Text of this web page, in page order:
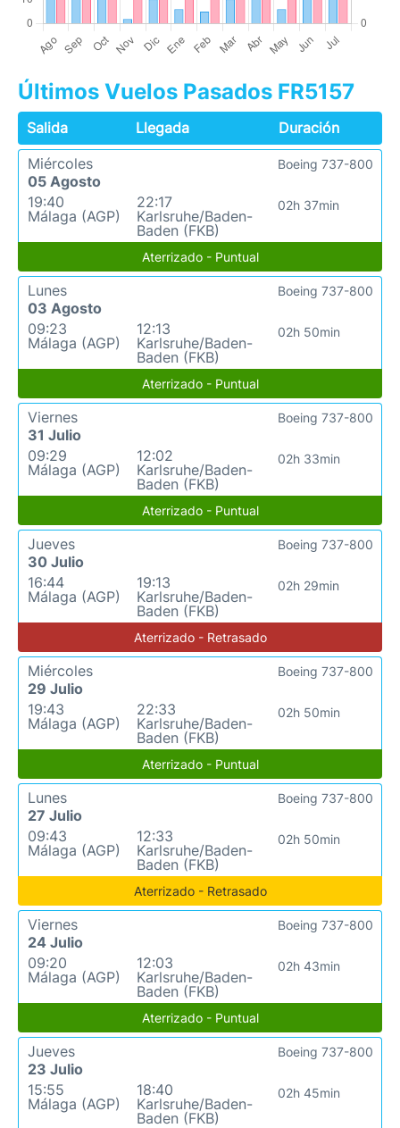
Últimos Vuelos Pasados FR5157
Salida Llegada
Duración
Miércoles
05 Agosto
19:40
Málaga (AGP)
22:17
Karlsruhe/Baden-
Baden (FKB)
02h 37min
Boeing 737-800
Aterrizado - Puntual
Lunes
03 Agosto
09:23
Málaga (AGP)
12:13
Karlsruhe/Baden-
Baden (FKB)
02h 50min
Boeing 737-800
Aterrizado - Puntual
Viernes
31 Julio
09:29
Málaga (AGP)
12:02
Karlsruhe/Baden-
Baden (FKB)
02h 33min
Boeing 737-800
Aterrizado - Puntual
Jueves
30 Julio
16:44
Málaga (AGP)
19:13
Karlsruhe/Baden-
Baden (FKB)
02h 29min
Boeing 737-800
Aterrizado - Retrasado
Miércoles
29 Julio
19:43
Málaga (AGP)
22:33
Karlsruhe/Baden-
Baden (FKB)
02h 50min
Boeing 737-800
Aterrizado - Puntual
Lunes
27 Julio
09:43
Málaga (AGP)
12:33
Karlsruhe/Baden-
Baden (FKB)
02h 50min
Boeing 737-800
Aterrizado - Retrasado
Viernes
24 Julio
09:20
Málaga (AGP)
12:03
Karlsruhe/Baden-
Baden (FKB)
02h 43min
Boeing 737-800
Aterrizado - Puntual
Jueves
23 Julio
15:55
Málaga (AGP)
18:40
Karlsruhe/Baden-
Baden (FKB)
02h 45min
Boeing 737-800